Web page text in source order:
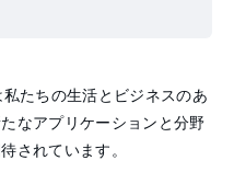
たちの生活とビジネスのあ
なアプリケーションと分野
されています。